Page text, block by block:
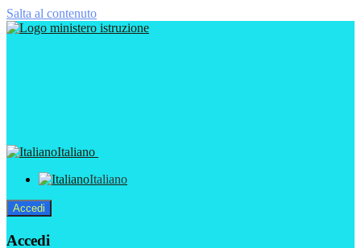
Salta al contenuto
Italiano
Italiano
Accedi
Accedi